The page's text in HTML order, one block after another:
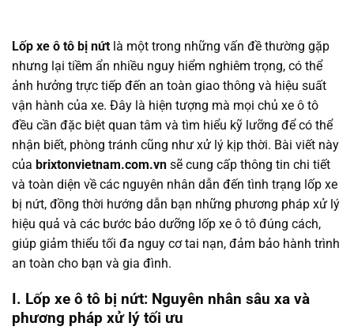
Lốp xe ô tô bị nứt là một trong những vấn đề thường gặp
nhưng lại tiềm ẩn nhiều nguy hiểm nghiêm trọng, có thể
ảnh hưởng trực tiếp đến an toàn giao thông và hiệu suất
vận hành của xe. Đây là hiện tượng mà mọi chủ xe ô tô
đều cần đặc biệt quan tâm và tìm hiểu kỹ lưỡng để có thể
nhận biết, phòng tránh cũng như xử lý kịp thời. Bài viết này
của brixtonvietnam.com.vn sẽ cung cấp thông tin chi tiết
và toàn diện về các nguyên nhân dẫn đến tình trạng lốp xe
bị nứt, đồng thời hướng dẫn bạn những phương pháp xử lý
hiệu quả và các bước bảo dưỡng lốp xe ô tô đúng cách,
giúp giảm thiểu tối đa nguy cơ tai nạn, đảm bảo hành trình
an toàn cho bạn và gia đình.
I. Lốp xe ô tô bị nứt: Nguyên nhân sâu xa và
phương pháp xử lý tối ưu